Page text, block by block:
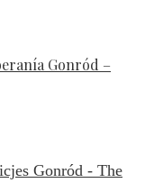
Gonród –